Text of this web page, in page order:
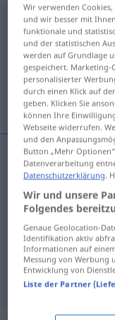
Schlappschwanzm
Übersicht aller
(Für mehr Details die
weakling,
weakling
wimp
drip
wet
Wir verwenden
und wir besser mit
funktionale und
und der statistischen
werden auf Grundlage
gespeichert. Marketing-
personalisierter
durch einen Klick auf
geben. Klicken Sie
können Ihre
Webseite widerrufen.
und den
Button „Mehr
Datenverarbeitung
Datenschutzerklärung.
Wir und unsere
Folgendes
Genaue Geolocation-
Identifikation aktiv
Informationen auf
Messung von Werbung
Entwicklung von
Liste der Partner